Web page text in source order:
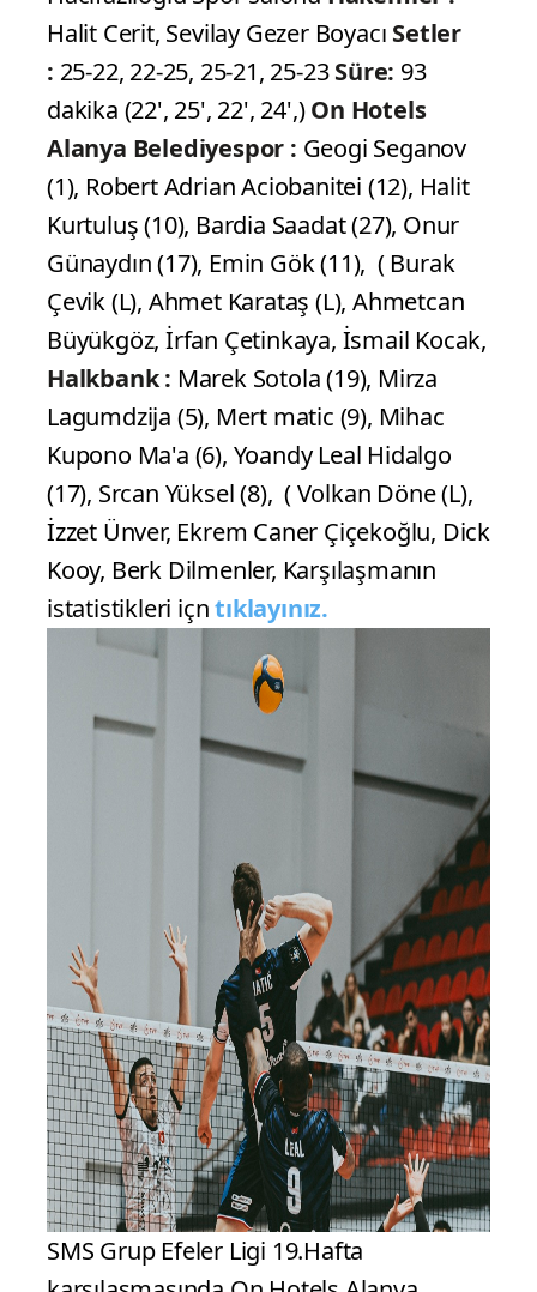
Halit Cerit, Sevilay Gezer Boyacı Setler
: 25-22, 22-25, 25-21, 25-23Süre: 93
dakika (22', 25', 22', 24',)On Hotels
Alanya Belediyespor : Geogi Seganov
(1), Robert Adrian Aciobanitei (12), Halit
Kurtuluş (10), Bardia Saadat (27), Onur
Günaydın (17), Emin Gök (11), ( Burak
Çevik (L), Ahmet Karataş (L), Ahmetcan
Büyükgöz, İrfan Çetinkaya, İsmail Kocak,
Halkbank : Marek Sotola (19), Mirza
Lagumdzija (5), Mert matic (9), Mihac
Kupono Ma'a (6), Yoandy Leal Hidalgo
(17), Srcan Yüksel (8), ( Volkan Döne (L),
İzzet Ünver, Ekrem Caner Çiçekoğlu, Dick
Kooy, Berk Dilmenler, Karşılaşmanın
istatistikleri içntıklayınız.
SMS Grup Efeler Ligi 19.Hafta